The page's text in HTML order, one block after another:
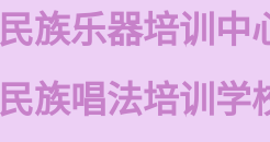
族乐器培训中
族唱法培训学